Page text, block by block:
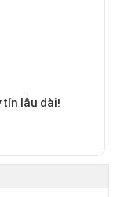
tín lâu dài!